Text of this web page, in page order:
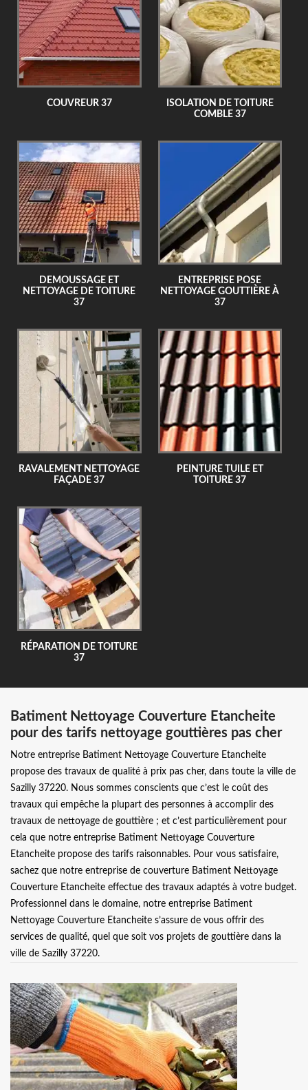
COUVREUR 37
ISOLATION DE TOITURE
COMBLE 37
DEMOUSSAGE ET
NETTOYAGE DE TOITURE
37
ENTREPRISE POSE
NETTOYAGE GOUTTIÈRE À
37
RAVALEMENT NETTOYAGE
FAÇADE 37
PEINTURE TUILE ET
TOITURE 37
RÉPARATION DE TOITURE
37
Batiment Nettoyage Couverture Etancheite
pour des tarifs nettoyage gouttières pas cher
Notre entreprise Batiment Nettoyage Couverture Etancheite
propose des travaux de qualité à prix pas cher, dans toute la ville de
Sazilly 37220. Nous sommes conscients que c’est le coût des
travaux qui empêche la plupart des personnes à accomplir des
travaux de nettoyage de gouttière ; et c’est particulièrement pour
cela que notre entreprise Batiment Nettoyage Couverture
Etancheite propose des tarifs raisonnables. Pour vous satisfaire,
sachez que notre entreprise de couverture Batiment Nettoyage
Couverture Etancheite effectue des travaux adaptés à votre budget.
Professionnel dans le domaine, notre entreprise Batiment
Nettoyage Couverture Etancheite s’assure de vous offrir des
services de qualité, quel que soit vos projets de gouttière dans la
ville de Sazilly 37220.